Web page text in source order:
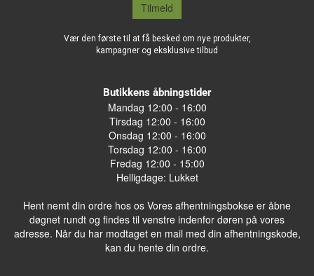
Tilmeld
Vær den første til at få besked om nye produkter,
kampagner og eksklusive tilbud
Butikkens åbningstider
Mandag 12:00 - 16:00
Tirsdag 12:00 - 16:00
Onsdag 12:00 - 16:00
Torsdag 12:00 - 16:00
Fredag 12:00 - 15:00
Helligdage: Lukket
Hent nemt din ordre hos os Vores afhentningsbokse er åbne
døgnet rundt og findes til venstre indenfor døren på vores
adresse. Når du har modtaget en mail med din afhentningskode,
kan du hente din ordre.